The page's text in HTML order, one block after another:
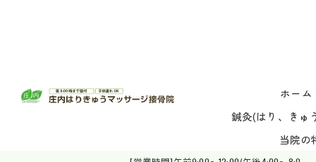
ホーム
鍼灸(はり、きゅ
当院の